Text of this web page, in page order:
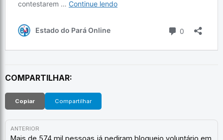
COMPARTILHAR:
Copiar Compartilhar
ANTERIOR